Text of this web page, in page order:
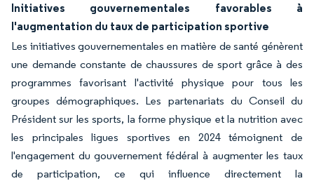
Initiatives gouvernementales favorables à
l'augmentation du taux de participation sportive
Les initiatives gouvernementales en matière de santé génèrent
une demande constante de chaussures de sport grâce à des
programmes favorisant l'activité physique pour tous les
groupes démographiques. Les partenariats du Conseil du
Président sur les sports, la forme physique et la nutrition avec
les principales ligues sportives en 2024 témoignent de
l'engagement du gouvernement fédéral à augmenter les taux
de participation, ce qui influence directement la